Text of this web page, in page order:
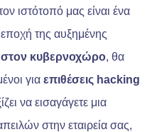
ιστότοπό μας είναι ένα
της αυξημένης
στον κυβερνοχώρο, θα
για επιθέσεις hacking
να εισαγάγετε μια
στην εταιρεία σας,